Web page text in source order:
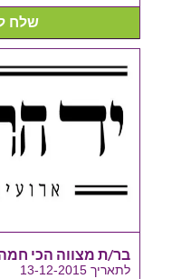
שלח
בר/ת מצווה הכי
לתאריך 13-12-2015